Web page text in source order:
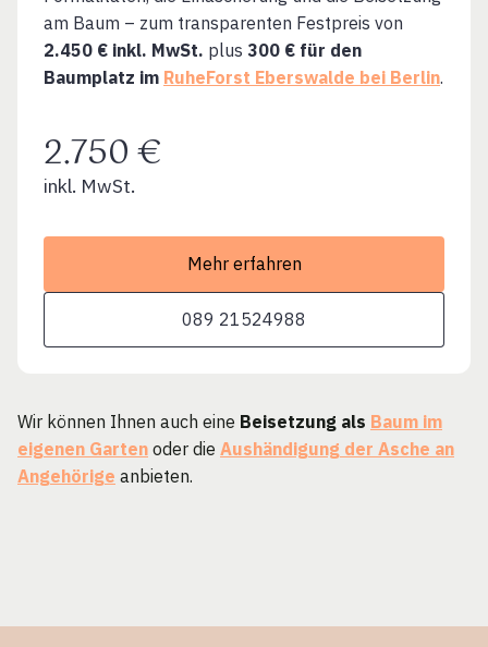
am Baum – zum transparenten Festpreis von
2.450 € inkl. MwSt. plus 300 € für den
Baumplatz im RuheForst Eberswalde bei Berlin.
2.750 €
inkl. MwSt.
Mehr erfahren
089 21524988
Wir können Ihnen auch eine Beisetzung als Baum im
eigenen Garten oder die Aushändigung der Asche an
Angehörige anbieten.